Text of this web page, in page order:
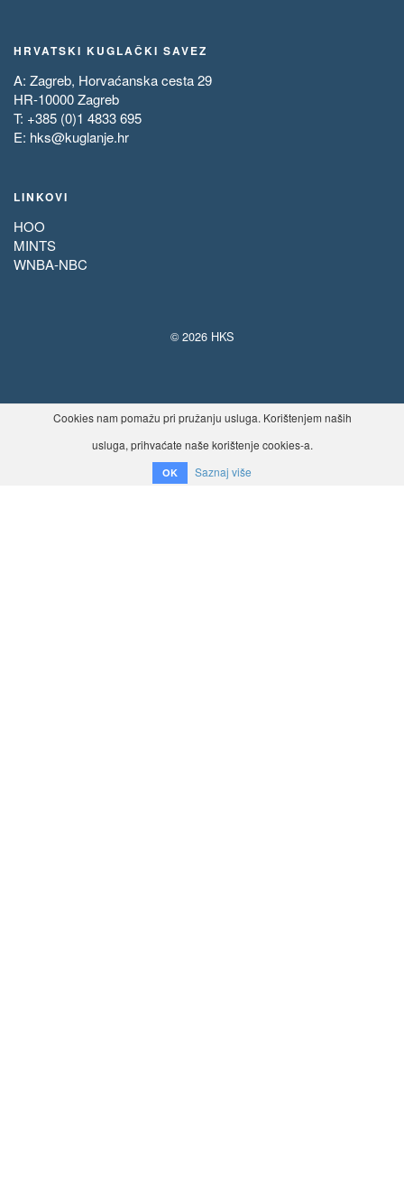
HRVATSKI KUGLAČKI SAVEZ
A: Zagreb, Horvaćanska cesta 29
HR-10000 Zagreb
T: +385 (0)1 4833 695
E: hks@kuglanje.hr
LINKOVI
HOO
MINTS
WNBA-NBC
© 2026 HKS
Cookies nam pomažu pri pružanju usluga. Korištenjem naših
usluga, prihvaćate naše korištenje cookies-a.
OK Saznaj više